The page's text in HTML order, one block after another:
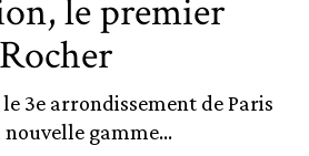
le premier
3e arrondissement de Paris
nouvelle gamme...